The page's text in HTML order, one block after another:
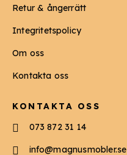
Retur & ångerrätt
Integritetspolicy
Om oss
Kontakta oss
KONTAKTA OSS
073 872 31 14
info@magnusmobler.se